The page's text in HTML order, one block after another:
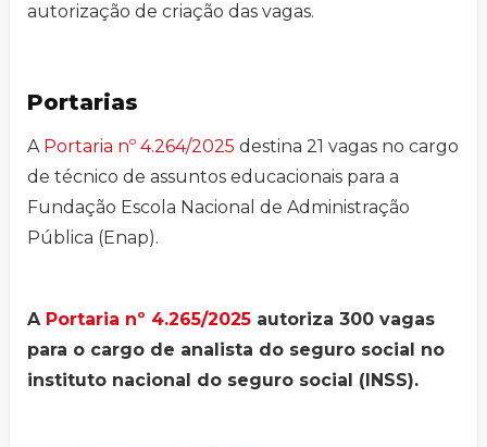
autorização de criação das vagas.
Portarias
A Portaria nº 4.264/2025 destina 21 vagas no cargo
de técnico de assuntos educacionais para a
Fundação Escola Nacional de Administração
Pública (Enap).
A Portaria nº 4.265/2025 autoriza 300 vagas
para o cargo de analista do seguro social no
instituto nacional do seguro social (INSS).